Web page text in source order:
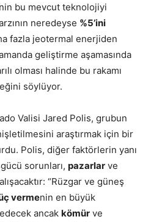
bu mevcut teknolojiyi
neredeyse %5’ini
fazla jeotermal enerjiden
geliştirme aşamasında
olması halinde bu rakamı
söylüyor.
Valisi Jared Polis, grubun
araştırmak için bir
Polis, diğer faktörlerin yanı
sorunları, pazarlar ve
“Rüzgar ve güneş
vermenin en büyük
ancak kömür ve